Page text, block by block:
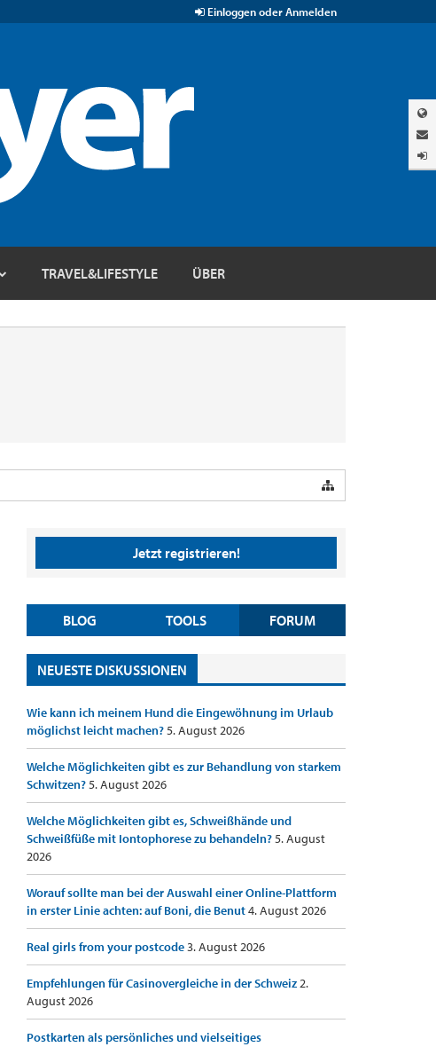
Einloggen oder Anmelden
TRAVEL&LIFESTYLE ÜBER
Jetzt registrieren!
BLOG TOOLS FORUM
NEUESTE DISKUSSIONEN
Wie kann ich meinem Hund die Eingewöhnung im Urlaub
möglichst leicht machen?5. August 2026
Welche Möglichkeiten gibt es zur Behandlung von starkem
Schwitzen?5. August 2026
Welche Möglichkeiten gibt es, Schweißhände und
Schweißfüße mit Iontophorese zu behandeln?5. August
2026
Worauf sollte man bei der Auswahl einer Online-Plattform
in erster Linie achten: auf Boni, die Benut4. August 2026
Real girls from your postcode3. August 2026
Empfehlungen für Casinovergleiche in der Schweiz2.
August 2026
Postkarten als persönliches und vielseitiges